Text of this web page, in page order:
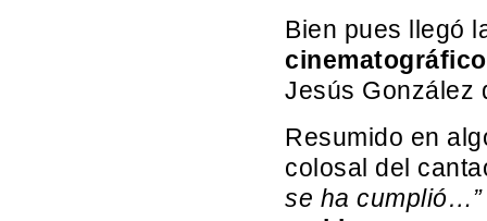
Bien pues llegó
cinematográfico
Jesús González
Resumido en
colosal del
se ha cumplió…”